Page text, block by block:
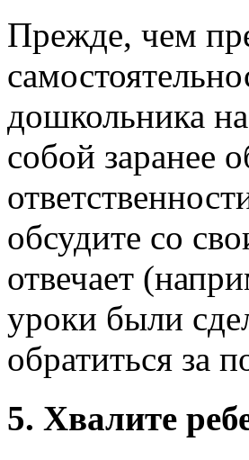
Прежде, чем
дошкольника
собой заранее
обсудите со
отвечает
уроки были
обратиться за
5. Хвалите